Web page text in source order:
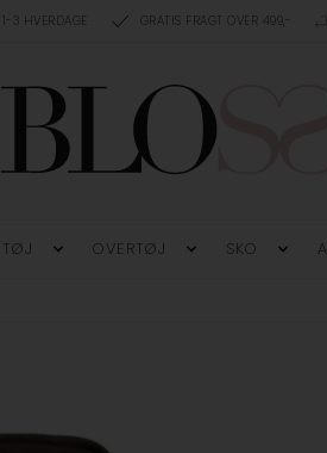
3 HVERDAGE GRATIS FRAGT OVER 499,-
TØJ OVERTØJ SKO